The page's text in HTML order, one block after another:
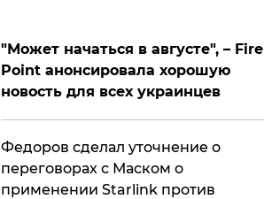
"Может начаться в августе", – Fire
Point анонсировала хорошую
новость для всех украинцев
Федоров сделал уточнение о
переговорах с Маском о
применении Starlink против